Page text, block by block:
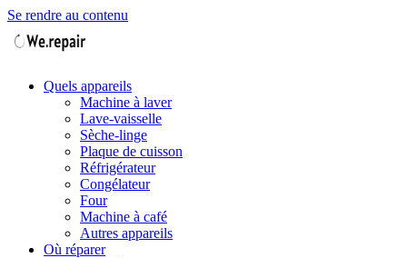
Se rendre au contenu
Quels appareils
Machine à laver
Lave-vaisselle
Sèche-linge
Plaque de cuisson
Réfrigérateur
Congélateur
Four
Machine à café
Autres appareils
Où réparer